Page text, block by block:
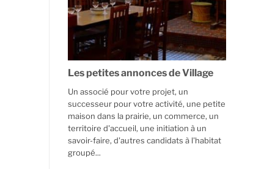
Les petites annonces de Village
Un associé pour votre projet, un
successeur pour votre activité, une petite
maison dans la prairie, un commerce, un
territoire d'accueil, une initiation à un
savoir-faire, d'autres candidats à l'habitat
groupé...